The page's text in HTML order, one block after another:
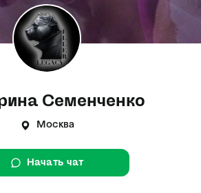
Семенченко
Москва
Начать чат